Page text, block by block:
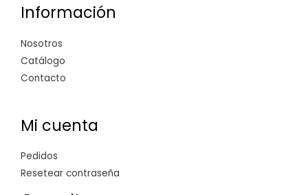
Información
Nosotros
Catálogo
Contacto
Mi cuenta
Pedidos
Resetear contraseña